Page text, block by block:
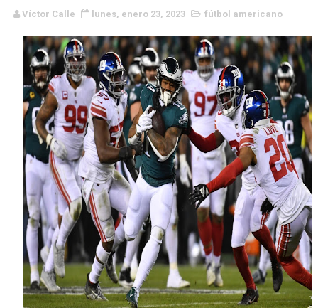
Mundial de esgrima 2026 (Hong Kong) - La
Raquel Rodriguez es la nueva monarca
Athletes Unlimited Softball League 2026 - Las Utah
Mundial de piragüismo slalom 2026 (Oklahoma City,
Tour de Francia masculino 2026 - Tadej Pogacar
Mundial de Fórmula 1 2026 - Lando Norris consigue
Campeonato de Europa de high diving 2026 (París,
Víctor Calle lunes, enero 23, 2023 fútbol americano